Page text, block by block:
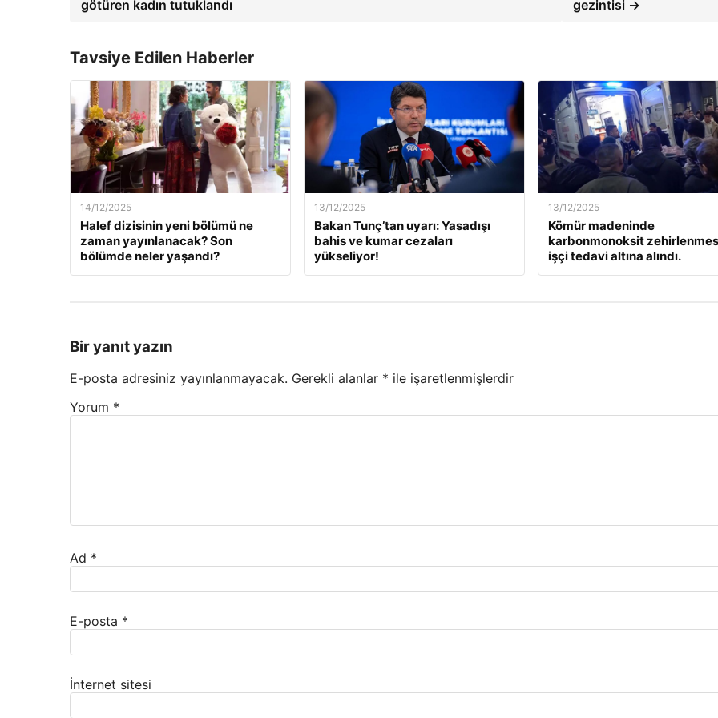
götüren kadın tutuklandı gezintisi →
Tavsiye Edilen Haberler
14/12/2025
Halef dizisinin yeni bölümü ne
zaman yayınlanacak? Son
bölümde neler yaşandı?
13/12/2025
Bakan Tunç’tan uyarı: Yasadışı
bahis ve kumar cezaları
yükseliyor!
13/12/2025
Kömür madeninde
karbonmonoksit
işçi tedavi altına alındı.
Bir yanıt yazın
E-posta adresiniz yayınlanmayacak. Gerekli alanlar * ile işaretlenmişlerdir
Yorum *
Ad *
E-posta *
İnternet sitesi